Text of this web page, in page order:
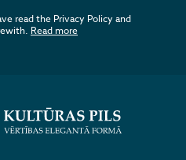
read the Privacy Policy and
Read more